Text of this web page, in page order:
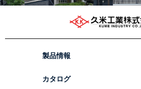
製品情報
カタログ